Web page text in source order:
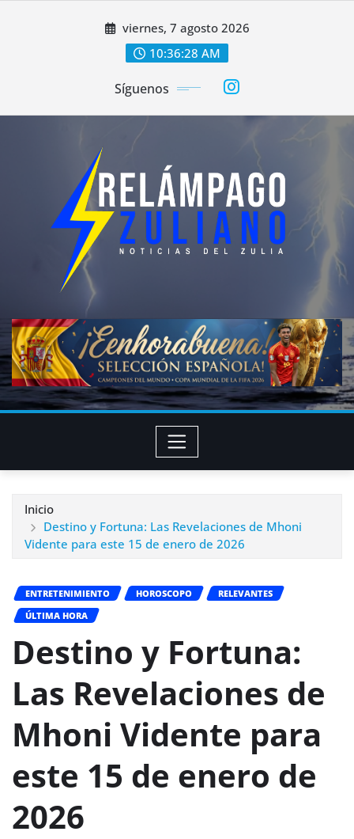
viernes, 7 agosto 2026
10:36:30 AM
Síguenos
Inicio
Destino y Fortuna: Las Revelaciones de Mhoni
Vidente para este 15 de enero de 2026
ENTRETENIMIENTO HOROSCOPO
RELEVANTES
ÚLTIMA HORA
Destino y Fortuna:
Las Revelaciones de
Mhoni Vidente para
este 15 de enero de
2026